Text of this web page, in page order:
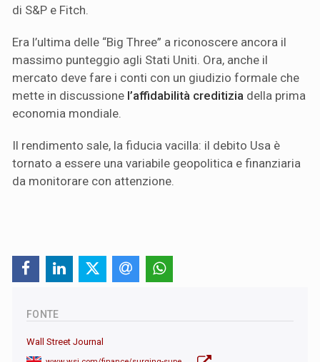
di S&P e Fitch.
Era l’ultima delle “Big Three” a riconoscere ancora il
massimo punteggio agli Stati Uniti. Ora, anche il
mercato deve fare i conti con un giudizio formale che
mette in discussione l’affidabilità creditizia della prima
economia mondiale.
Il rendimento sale, la fiducia vacilla: il debito Usa è
tornato a essere una variabile geopolitica e finanziaria
da monitorare con attenzione.
FONTE
Wall Street Journal